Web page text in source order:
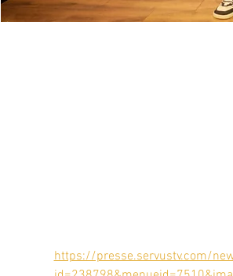
https://presse.servustv.com/